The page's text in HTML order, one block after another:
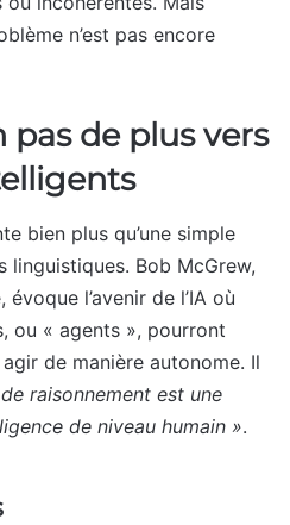
n’est pas encore
de plus vers
bien plus qu’une simple
linguistiques. Bob McGrew,
l’avenir de l’IA où
ou « agents », pourront
de manière autonome. Il
raisonnement est une
de niveau humain ».